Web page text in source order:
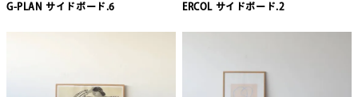
G-PLAN サイドボード.6 ERCOL サイドボード.2